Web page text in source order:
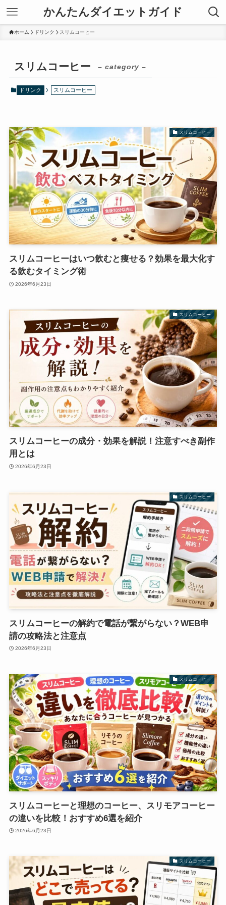
かんたんダイエットガイド
ホーム ドリンク スリムコーヒー
スリムコーヒー – category –
ドリンク スリムコーヒー
スリムコーヒー
スリムコーヒーはいつ飲むと痩せる？効果を最大化す
る飲むタイミング術
2026年6月23日
スリムコーヒー
スリムコーヒーの成分・効果を解説！注意すべき副作
用とは
2026年6月23日
スリムコーヒー
スリムコーヒーの解約で電話が繋がらない？WEB申
請の攻略法と注意点
2026年6月23日
スリムコーヒー
スリムコーヒーと理想のコーヒー、スリモアコーヒー
の違いを比較！おすすめ6選を紹介
2026年6月23日
スリムコーヒー